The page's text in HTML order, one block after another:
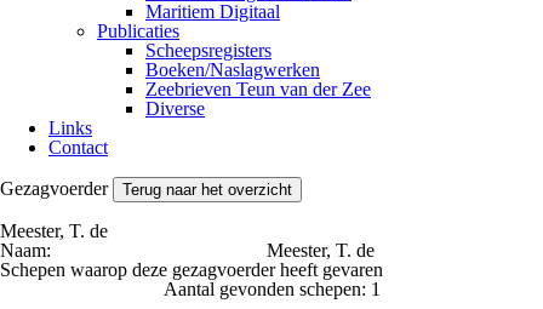
Maritiem Digitaal
Publicaties
Scheepsregisters
Boeken/Naslagwerken
Zeebrieven Teun van der Zee
Diverse
Links
Contact
Gezagvoerder
Terug naar het overzicht
Meester, T. de
Naam:
Meester, T. de
Schepen waarop deze gezagvoerder heeft gevaren
Aantal gevonden schepen: 1